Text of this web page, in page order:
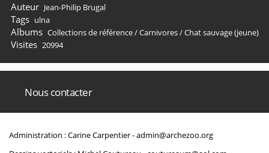
Auteur Jean-Philip Brugal
Tags ulna
Albums Collections de référence/Carnivores/Chat sauvage (jeune)
Visites 20994
Nous contacter
Administration : Carine Carpentier -admin@archezoo.org